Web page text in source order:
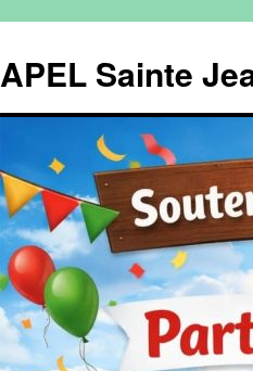
contenu
APEL Sainte